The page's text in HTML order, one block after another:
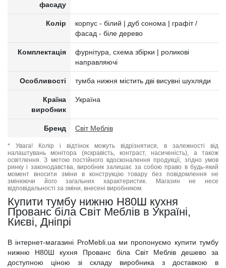
фасаду
Колір
корпус - білий | дуб сонома | графіт /
фасад - біле дерево
Комплектація
фурнітура, схема збірки | роликові
направляючі
Особливості тумба нижня містить дві висувні шухляди
Країна
виробник
Україна
Бренд Світ Меблів
* Увага! Колір і відтінок можуть відрізнятися, в залежності від
налаштувань монітора (яскравість, контраст, насиченість), а також
освітлення. З метою постійного вдосконалення продукції, згідно умов
ринку і законодавства, виробник залишає за собою право в будь-який
момент вносити зміни в конструкцію товару без повідомлення не
змінюючи його загальних характеристик. Магазин не несе
відповідальності за зміни, внесені виробником.
Купити тумбу нижню Н80Ш кухня
Прованс біла Світ Меблів в Україні,
Києві, Дніпрі
В інтернет-магазині ProMebli.ua ми пропонуємо купити тумбу
нижню Н80Ш кухня Прованс біла Світ Меблів дешево за
доступною ціною зі складу виробника з доставкою в